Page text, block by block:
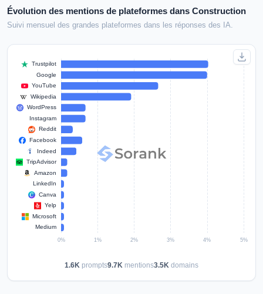
Évolution des mentions de plateformes dans Construction
Suivi mensuel des grandes plateformes dans les réponses des IA.
1.6K prompts9.7K mentions3.5K domains